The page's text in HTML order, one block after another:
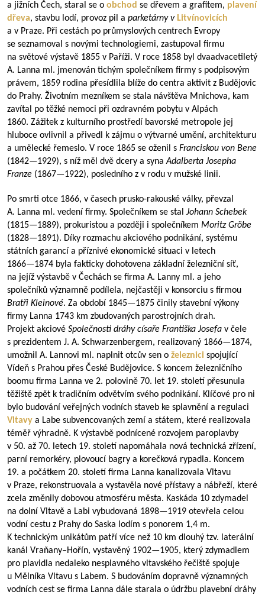
a jižních Čech, staral se o obchod se dřevem a grafitem, plavení
dřeva, stavbu lodí, provoz pil a parketárny v Litvínovicích
a v Praze. Při cestách po průmyslových centrech Evropy
se seznamoval s novými technologiemi, zastupoval firmu
na světové výstavě 1855 v Paříži. V roce 1858 byl dvaadvacetiletý
A. Lanna ml. jmenován tichým společníkem firmy s podpisovým
právem, 1859 rodina přesídlila blíže do centra aktivit z Budějovic
do Prahy. Životním mezníkem se stala návštěva Mnichova, kam
zavítal po těžké nemoci při ozdravném pobytu v Alpách
1860. Zážitek z kulturního prostředí bavorské metropole jej
hluboce ovlivnil a přivedl k zájmu o výtvarné umění, architekturu
a umělecké řemeslo. V roce 1865 se oženil s Franciskou von Bene
(1842—1929), s níž měl dvě dcery a synaAdalberta Josepha
Franze (1867—1922), posledního z v rodu v mužské linii.
Po smrti otce 1866, v časech prusko-rakouské války, převzal
A. Lanna ml. vedení firmy. Společníkem se stal Johann Schebek
(1815—1889), prokuristou a později i společníkem Moritz Gröbe
(1828—1891). Díky rozmachu akciového podnikání, systému
státních garancí a příznivé ekonomické situaci v letech
1866—1874 byla fakticky dohotovena základní železniční síť,
na jejíž výstavbě v Čechách se firma A. Lanny ml. a jeho
společníků významně podílela, nejčastěji v konsorciu s firmou
Bratři Kleinové. Za období 1845—1875 činily stavební výkony
firmy Lanna 1743 km zbudovaných parostrojních drah.
Projekt akciové Společnosti dráhy císaře Františka Josefa v čele
s prezidentem J. A. Schwarzenbergem, realizovaný 1866—1874,
umožnil A. Lannovi ml. naplnit otcův sen o železnici spojující
Vídeň s Prahou přes České Budějovice. S koncem železničního
boomu firma Lanna ve 2. polovině 70. let 19. století přesunula
těžiště zpět k tradičním odvětvím svého podnikání. Klíčové pro ni
bylo budování veřejných vodních staveb ke splavnění a regulaci
Vltavy a Labe subvencovaných zemí a státem, které realizovala
téměř výhradně. K výstavbě podnícené rozvojem paroplavby
v 50. až 70. letech 19. století napomáhala nová technická zřízení,
parní remorkéry, plovoucí bagry a korečková rypadla. Koncem
19. a počátkem 20. století firma Lanna kanalizovala Vltavu
v Praze, rekonstruovala a vystavěla nové přístavy a nábřeží, které
zcela změnily dobovou atmosféru města. Kaskáda 10 zdymadel
na dolní Vltavě a Labi vybudovaná 1898—1919 otevřela celou
vodní cestu z Prahy do Saska lodím s ponorem 1,4 m.
K technickým unikátům patří více než 10 km dlouhý tzv. laterální
kanál Vraňany–Hořín, vystavěný 1902—1905, který zdymadlem
pro plavidla nedaleko nesplavného vltavského řečiště spojuje
u Mělníka Vltavu s Labem. S budováním dopravně významných
vodních cest se firma Lanna dále starala o údržbu plavební dráhy